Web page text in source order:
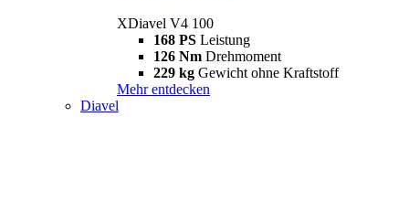
XDiavel V4 100
168 PS Leistung
126 Nm Drehmoment
229 kg Gewicht ohne Kraftstoff
Mehr entdecken
Diavel